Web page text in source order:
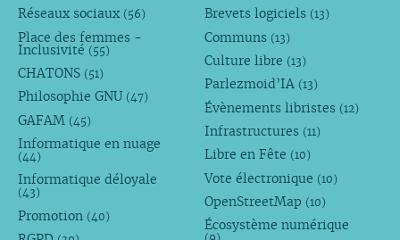
Réseaux sociaux (56)
Place des femmes -
Inclusivité (55)
CHATONS (51)
Philosophie GNU (47)
GAFAM (45)
Informatique en nuage
(44)
Informatique déloyale
(43)
Promotion (40)
Brevets logiciels (13)
Communs (13)
Culture libre (13)
Parlezmoid’IA (13)
Évènements libristes (12)
Infrastructures (11)
Libre en Fête (10)
Vote électronique (10)
OpenStreetMap (10)
Écosystème numérique